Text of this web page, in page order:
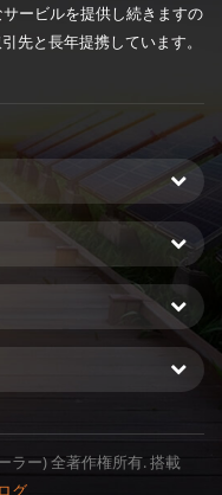
ービルを提供し続きますの
先と長年提携しています。
ラー) 全著作権所有. 搭載
グ